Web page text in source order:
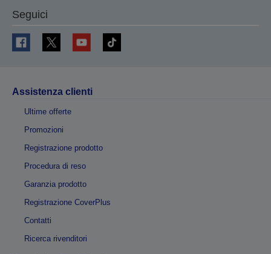
Seguici
Assistenza clienti
Ultime offerte
Promozioni
Registrazione prodotto
Procedura di reso
Garanzia prodotto
Registrazione CoverPlus
Contatti
Ricerca rivenditori